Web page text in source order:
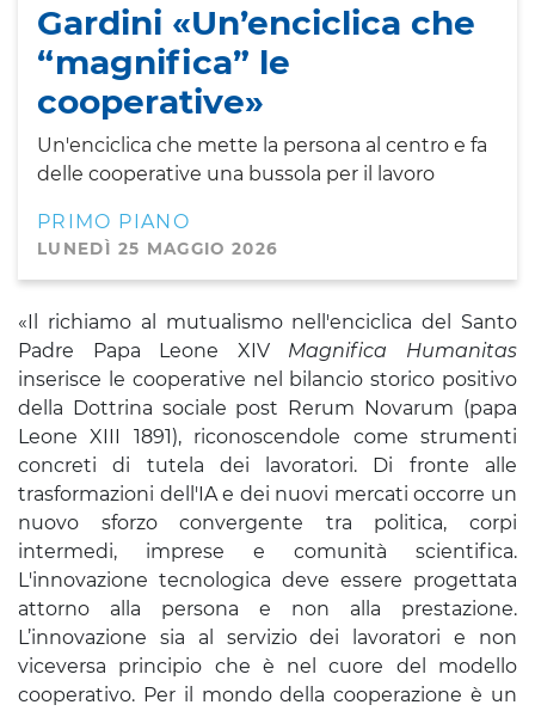
Gardini «Un’enciclica che
“magnifica” le
cooperative»
Un'enciclica che mette la persona al centro e fa
delle cooperative una bussola per il lavoro
PRIMO PIANO
LUNEDÌ 25 MAGGIO 2026
«Il richiamo al mutualismo nell'enciclica del Santo
Padre Papa Leone XIV Magnifica Humanitas
inserisce le cooperative nel bilancio storico positivo
della Dottrina sociale post Rerum Novarum (papa
Leone XIII 1891), riconoscendole come strumenti
concreti di tutela dei lavoratori. Di fronte alle
trasformazioni dell'IA e dei nuovi mercati occorre un
nuovo sforzo convergente tra politica, corpi
intermedi, imprese e comunità scientifica.
L'innovazione tecnologica deve essere progettata
attorno alla persona e non alla prestazione.
L’innovazione sia al servizio dei lavoratori e non
viceversa principio che è nel cuore del modello
cooperativo. Per il mondo della cooperazione è un